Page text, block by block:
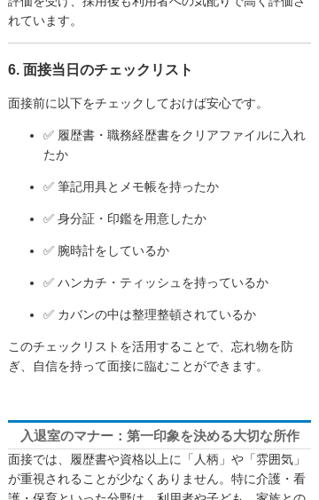
れています。
6. 面接当日のチェックリスト
面接前に以下をチェックしておけば安心です。
✅ 履歴書・職務経歴書をクリアファイルに入れ
たか
✅ 筆記用具とメモ帳を持ったか
✅ 身分証・印鑑を用意したか
✅ 腕時計をしているか
✅ ハンカチ・ティッシュを持っているか
✅ カバンの中は整理整頓されているか
このチェックリストを活用することで、忘れ物を防
ぎ、自信を持って面接に臨むことができます。
入退室のマナー：第一印象を決める大切な所作
面接では、履歴書や資格以上に「人柄」や「雰囲気」
が重視されることが少なくありません。特に介護・看